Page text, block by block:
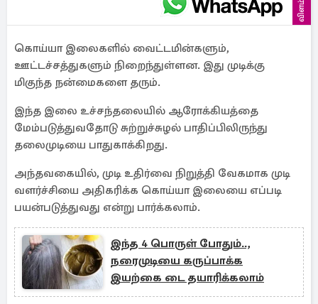
கொய்யா இலைகளில் வைட்டமின்களும்,
ஊட்டச்சத்துகளும் நிறைந்துள்ளன. இது முடிக்கு
மிகுந்த நன்மைகளை தரும்.
இந்த இலை உச்சந்தலையில் ஆரோக்கியத்தை
மேம்படுத்துவதோடு சுற்றுச்சுழல் பாதிப்பிலிருந்து
தலைமுடியை பாதுகாக்கிறது.
அந்தவகையில், முடி உதிர்வை நிறுத்தி வேகமாக முடி
வளர்ச்சியை அதிகரிக்க கொய்யா இலையை எப்படி
பயன்படுத்துவது என்று பார்க்கலாம்.
இந்த 4 பொருள் போதும்..,
நரைமுடியை கருப்பாக்க
இயற்கை டை தயாரிக்கலாம்